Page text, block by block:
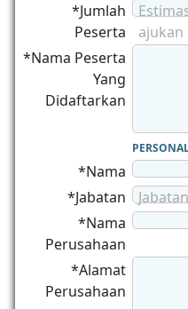
*Jumlah
Peserta
ajukan
*Nama Peserta
Yang
Didaftarkan
*Nama
*Jabatan
*Nama
Perusahaan
*Alamat
Perusahaan